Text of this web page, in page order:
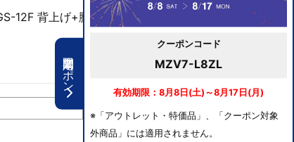
期間限定クーポン
クーポンコード
MZV7-L8ZL
有効期限：8月8日(土)～8月17日(月)
※「アウトレット・特価品」、「クーポン対象
外商品」には適用されません。
12F 背上げ+脚上げ+ヘッドレスト+上下昇降 キ